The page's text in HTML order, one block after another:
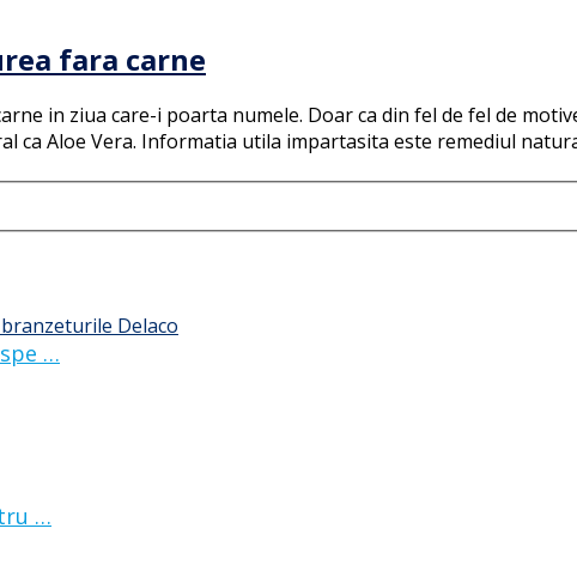
fara carne
in ziua care-i poarta numele. Doar ca din fel de fel de
ca Aloe Vera. Informatia utila impartasita este remediul
…
…